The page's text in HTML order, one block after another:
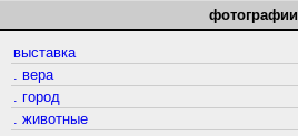
фотографии
выставка
. вера
. город
. животные